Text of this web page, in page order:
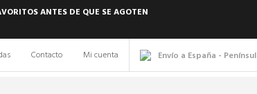
ANTES DE QUE SE AGOTEN
Envío a España -
Contacto Mi cuenta